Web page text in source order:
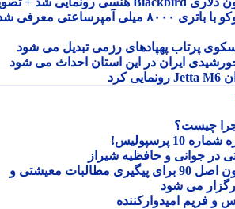
گوشی M8 Power پوکو با باتری ۸۰۰۰ میلی آمپرساعتی معرفی شد
پرتاب پهپادهای رزمی تبدیل می شود
ایران در این استان احداث می شود
چیست؟
جوانی و حافظیه شیراز
نشست ویژه کمیسیون اصل 90 برای پیگیری مطالبات معیشتی و
می شود
امیدوارکننده